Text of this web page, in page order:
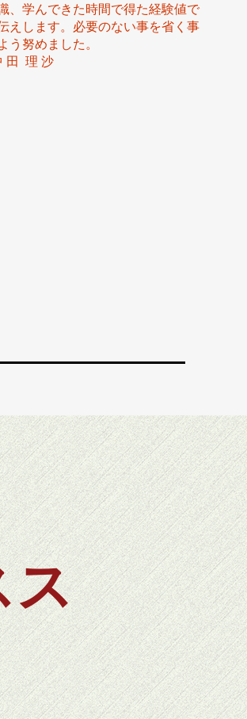
、学んできた時間で得た経験値で
えします。必要のない事を省く事
う努めました。
沙
ス